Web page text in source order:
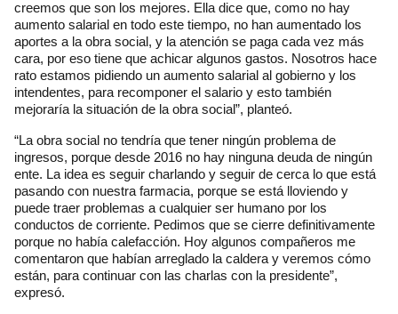
creemos que son los mejores. Ella dice que, como no hay
aumento salarial en todo este tiempo, no han aumentado los
aportes a la obra social, y la atención se paga cada vez más
cara, por eso tiene que achicar algunos gastos. Nosotros hace
rato estamos pidiendo un aumento salarial al gobierno y los
intendentes, para recomponer el salario y esto también
mejoraría la situación de la obra social”, planteó.
“La obra social no tendría que tener ningún problema de
ingresos, porque desde 2016 no hay ninguna deuda de ningún
ente. La idea es seguir charlando y seguir de cerca lo que está
pasando con nuestra farmacia, porque se está lloviendo y
puede traer problemas a cualquier ser humano por los
conductos de corriente. Pedimos que se cierre definitivamente
porque no había calefacción. Hoy algunos compañeros me
comentaron que habían arreglado la caldera y veremos cómo
están, para continuar con las charlas con la presidente”,
expresó.